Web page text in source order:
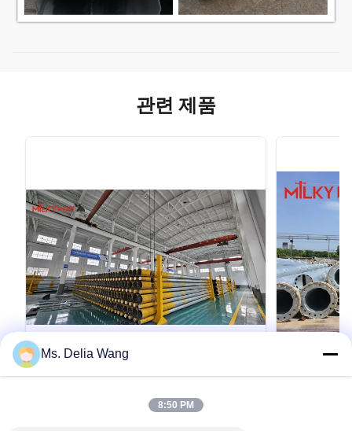
관련 제품
Power Pole Steel for Transmission
Ms. Delia Wang
8:50 PM